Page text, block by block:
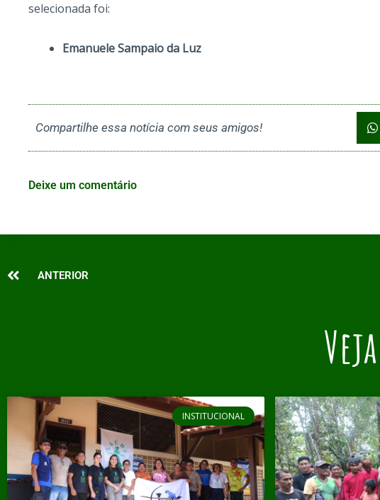
selecionada foi:
Emanuele Sampaio da Luz
Compartilhe essa notícia com seus amigos!
Deixe um comentário
ANTERIOR
INSTITUCIONAL